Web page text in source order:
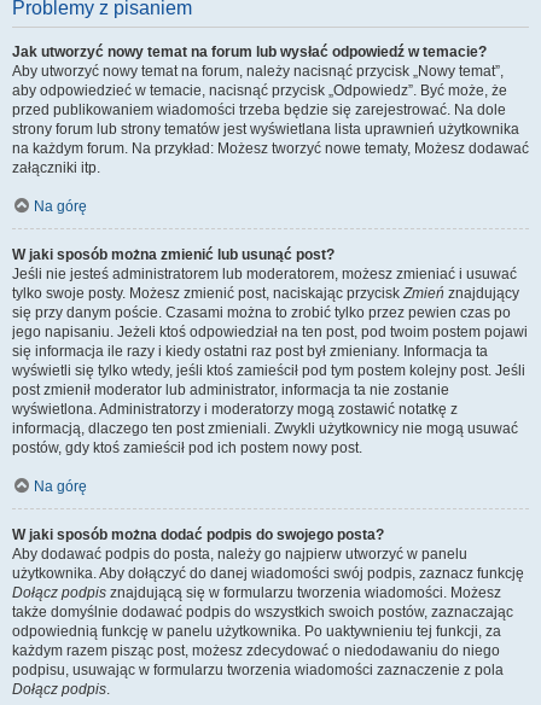
Problemy z pisaniem
Jak utworzyć nowy temat na forum lub wysłać odpowiedź w temacie?
Aby utworzyć nowy temat na forum, należy nacisnąć przycisk „Nowy temat”,
aby odpowiedzieć w temacie, nacisnąć przycisk „Odpowiedz”. Być może, że
przed publikowaniem wiadomości trzeba będzie się zarejestrować. Na dole
strony forum lub strony tematów jest wyświetlana lista uprawnień użytkownika
na każdym forum. Na przykład: Możesz tworzyć nowe tematy, Możesz dodawać
załączniki itp.
Na górę
W jaki sposób można zmienić lub usunąć post?
Jeśli nie jesteś administratorem lub moderatorem, możesz zmieniać i usuwać
tylko swoje posty. Możesz zmienić post, naciskając przyciskZmień znajdujący
się przy danym poście. Czasami można to zrobić tylko przez pewien czas po
jego napisaniu. Jeżeli ktoś odpowiedział na ten post, pod twoim postem pojawi
się informacja ile razy i kiedy ostatni raz post był zmieniany. Informacja ta
wyświetli się tylko wtedy, jeśli ktoś zamieścił pod tym postem kolejny post. Jeśli
post zmienił moderator lub administrator, informacja ta nie zostanie
wyświetlona. Administratorzy i moderatorzy mogą zostawić notatkę z
informacją, dlaczego ten post zmieniali. Zwykli użytkownicy nie mogą usuwać
postów, gdy ktoś zamieścił pod ich postem nowy post.
Na górę
W jaki sposób można dodać podpis do swojego posta?
Aby dodawać podpis do posta, należy go najpierw utworzyć w panelu
użytkownika. Aby dołączyć do danej wiadomości swój podpis, zaznacz funkcję
Dołącz podpis znajdującą się w formularzu tworzenia wiadomości. Możesz
także domyślnie dodawać podpis do wszystkich swoich postów, zaznaczając
odpowiednią funkcję w panelu użytkownika. Po uaktywnieniu tej funkcji, za
każdym razem pisząc post, możesz zdecydować o niedodawaniu do niego
podpisu, usuwając w formularzu tworzenia wiadomości zaznaczenie z pola
Dołącz podpis.